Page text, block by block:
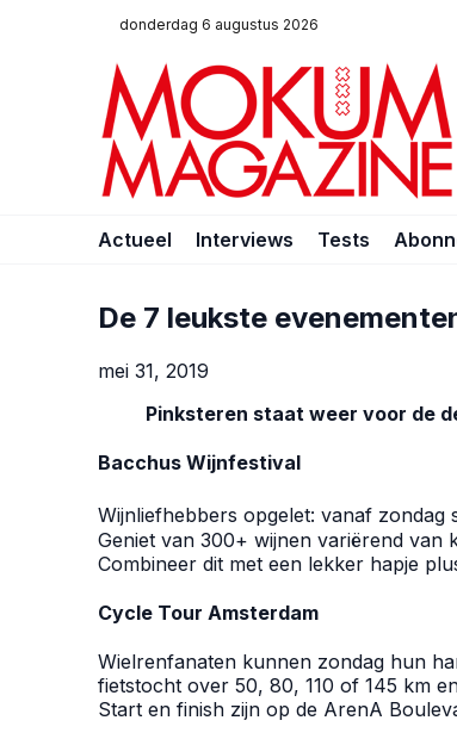
donderdag 6 augustus 2026
Actueel Interviews Tests
De 7 leukste
mei 31, 2019
Pinksteren staat weer voor de
Bacchus Wijnfestival
Wijnliefhebbers opgelet: vanaf zondag
Geniet van 300+ wijnen variërend van
Combineer dit met een lekker hapje
Cycle Tour Amsterdam
Wielrenfanaten kunnen zondag hun
fietstocht over 50, 80, 110 of 145 km
Start en finish zijn op de ArenA